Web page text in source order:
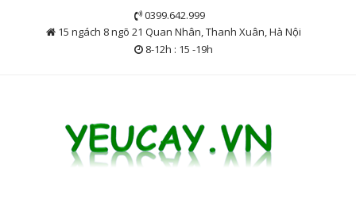
0399.642.999
15 ngách 8 ngõ 21 Quan Nhân, Thanh Xuân, Hà Nội
8-12h : 15 -19h